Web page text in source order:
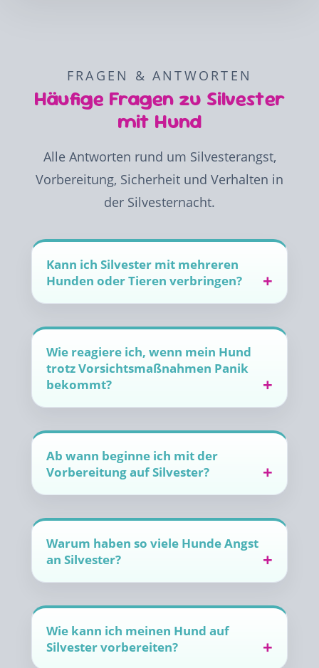
FRAGEN & ANTWORTEN
Häufige Fragen zu Silvester
mit Hund
Alle Antworten rund um Silvesterangst,
Vorbereitung, Sicherheit und Verhalten in
der Silvesternacht.
Kann ich Silvester mit mehreren
Hunden oder Tieren verbringen?
Wie reagiere ich, wenn mein Hund
trotz Vorsichtsmaßnahmen Panik
bekommt?
Ab wann beginne ich mit der
Vorbereitung auf Silvester?
Warum haben so viele Hunde Angst
an Silvester?
Wie kann ich meinen Hund auf
Silvester vorbereiten?